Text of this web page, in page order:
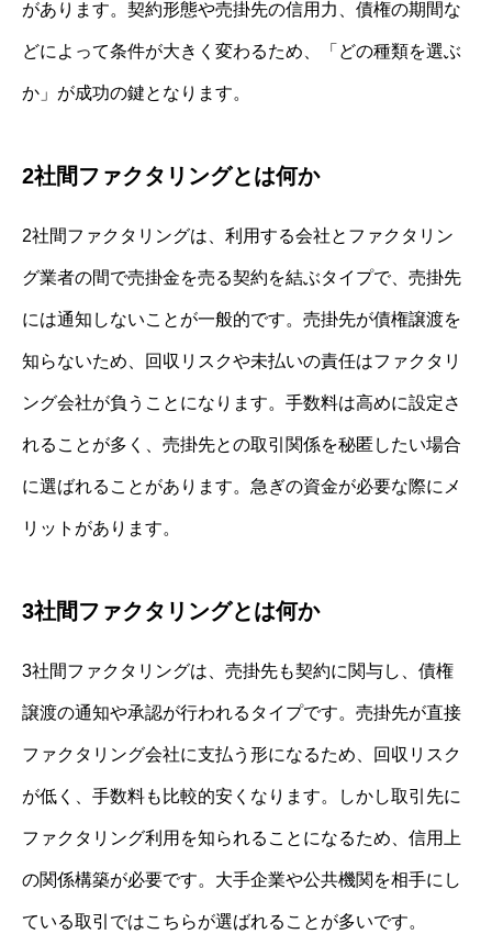
があります。契約形態や売掛先の信用力、債権の期間な
どによって条件が大きく変わるため、「どの種類を選ぶ
か」が成功の鍵となります。
2社間ファクタリングとは何か
2社間ファクタリングは、利用する会社とファクタリン
グ業者の間で売掛金を売る契約を結ぶタイプで、売掛先
には通知しないことが一般的です。売掛先が債権譲渡を
知らないため、回収リスクや未払いの責任はファクタリ
ング会社が負うことになります。手数料は高めに設定さ
れることが多く、売掛先との取引関係を秘匿したい場合
に選ばれることがあります。急ぎの資金が必要な際にメ
リットがあります。
3社間ファクタリングとは何か
3社間ファクタリングは、売掛先も契約に関与し、債権
譲渡の通知や承認が行われるタイプです。売掛先が直接
ファクタリング会社に支払う形になるため、回収リスク
が低く、手数料も比較的安くなります。しかし取引先に
ファクタリング利用を知られることになるため、信用上
の関係構築が必要です。大手企業や公共機関を相手にし
ている取引ではこちらが選ばれることが多いです。